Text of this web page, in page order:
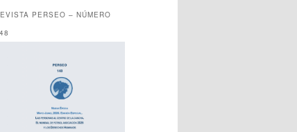
PERSEO – NÚMERO